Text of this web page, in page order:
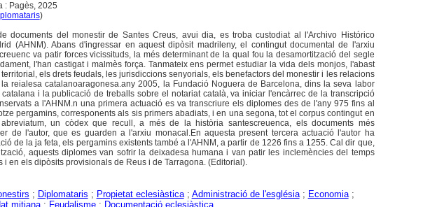
: Pagès, 2025
)
documents del monestir de Santes Creus, avui dia, es troba custodiat al l'Archivo Histórico
(AHNM). Abans d'ingressar en aquest dipòsit madrileny, el contingut documental de l'arxiu
va patir forces vicissituds, la més determinant de la qual fou la desamortització del segle
l'han castigat i malmès força. Tanmateix ens permet estudiar la vida dels monjos, l'abast
els drets feudals, les jurisdiccions senyorials, els benefactors del monestir i les relacions
reialesa catalanoaragonesa.any 2005, la Fundació Noguera de Barcelona, dins la seva labor
i la publicació de treballs sobre el notariat català, va iniciar l'encàrrec de la transcripció
a l'AHNM.n una primera actuació es va transcriure els diplomes des de l'any 975 fins al
pergamins, corresponents als sis primers abadiats, i en una segona, tot el corpus contingut en
un còdex que recull, a més de la història santescreuenca, els documents més
de l'autor, que es guarden a l'arxiu monacal.En aquesta present tercera actuació l'autor ha
de la ja feta, els pergamins existents també a l'AHNM, a partir de 1226 fins a 1255. Cal dir que,
aquests diplomes van sofrir la deixadesa humana i van patir les inclemències del temps
i en els dipòsits provisionals de Reus i de Tarragona. (Editorial).
; Diplomataris ; Propietat eclesiàstica; Administració de l'església; Economia;
mitjana; Feudalisme; Documentació eclesiàstica